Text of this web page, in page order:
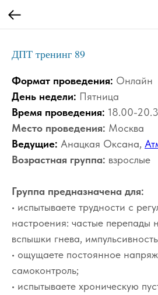
ДПТ тренинг 89
Формат проведения: Онлайн
День недели: Пятница
Время проведения: 18.00-
Место проведения: Москва
Ведущие: Анацкая Оксана,
Возрастная группа: взрослые
Группа предназначена для:
• испытываете трудности с
настроения: частые перепады
вспышки гнева,
• ощущаете постоянное
самоконтроль;
• испытываете хроническую